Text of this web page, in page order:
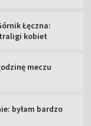
Łęczna:
kobiet
meczu
byłam bardzo